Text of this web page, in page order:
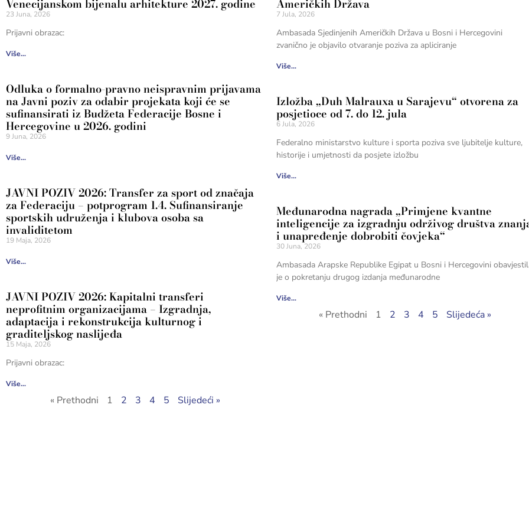
Venecijanskom bijenalu arhitekture 2027. godine
23 Juna, 2026
Prijavni obrazac:
Više...
Odluka o formalno-pravno neispravnim prijavama
na Javni poziv za odabir projekata koji će se
sufinansirati iz Budžeta Federacije Bosne i
Hercegovine u 2026. godini
9 Juna, 2026
Više...
JAVNI POZIV 2026: Transfer za sport od značaja
za Federaciju – potprogram 1.4. Sufinansiranje
sportskih udruženja i klubova osoba sa
invaliditetom
19 Maja, 2026
Više...
JAVNI POZIV 2026: Kapitalni transferi
neprofitnim organizacijama – Izgradnja,
adaptacija i rekonstrukcija kulturnog i
graditeljskog naslijeđa
15 Maja, 2026
Prijavni obrazac:
Više...
« Prethodni 1 2 3 4 5 Slijedeći »
Američkih Država
7 Jula, 2026
Ambasada Sjedinjenih Američkih Država u Bosni i Hercegovini
zvanično je objavilo otvaranje poziva za apliciranje
Više...
Izložba „Duh Malrauxa u Sarajevu“ otvorena za
posjetioce od 7. do 12. jula
6 Jula, 2026
Federalno ministarstvo kulture i sporta poziva sve ljubitelje kulture,
historije i umjetnosti da posjete izložbu
Više...
Međunarodna nagrada „Primjene kvantne
inteligencije za izgradnju održivog društva
i unapređenje dobrobiti čovjeka“
30 Juna, 2026
Ambasada Arapske Republike Egipat u Bosni i Hercegovini
je o pokretanju drugog izdanja međunarodne
Više...
« Prethodni 1 2 3 4 5 Slijedeća »